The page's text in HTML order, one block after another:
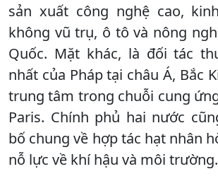
sản xuất công nghệ cao,
không vũ trụ, ô tô và nông
Quốc. Mặt khác, là đối tác
nhất của Pháp tại châu Á, Bắc
trung tâm trong chuỗi cung
Paris. Chính phủ hai nước
bố chung về hợp tác hạt nhân
nỗ lực về khí hậu và môi trường.